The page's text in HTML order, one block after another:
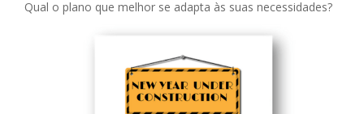
Qual o plano que melhor se adapta às suas necessidades?